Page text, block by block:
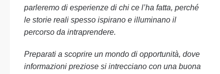
parleremo di esperienze di chi ce l’ha fatta, perché
le storie reali spesso ispirano e illuminano il
percorso da intraprendere.
Preparati a scoprire un mondo di opportunità, dove
informazioni preziose si intrecciano con una buona